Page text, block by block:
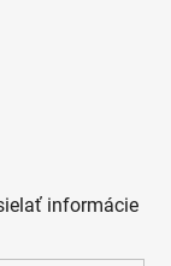
informácie